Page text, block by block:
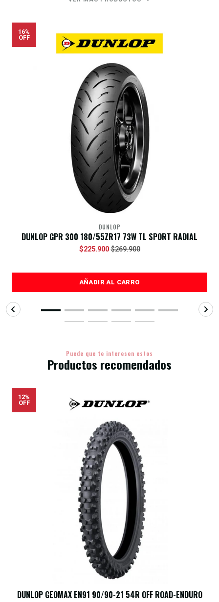
16%
OFF
DUNLOP
DUNLOP GPR 300 180/55ZR17 73W TL SPORT RADIAL
$225.900 $269.900
AÑADIR AL CARRO
Puede que te interesen estos
Productos recomendados
12%
OFF
DUNLOP GEOMAX EN91 90/90-21 54R OFF ROAD-ENDURO